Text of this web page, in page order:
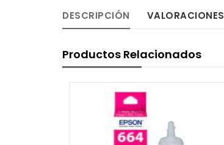
DESCRIPCIÓN VALORACIONES
Productos Relacionados